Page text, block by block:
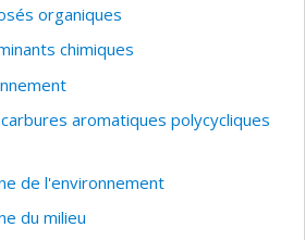
organiques
chimiques
aromatiques polycycliques
de l'environnement
du milieu